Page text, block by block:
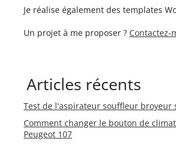
Je réalise également des templates
Un projet à me proposer ? Contactez-
Articles récents
Test de l'aspirateur souffleur broyeur
Comment changer le bouton de
Peugeot 107